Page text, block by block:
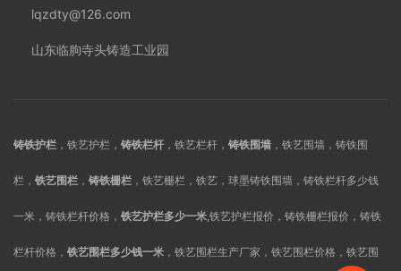
lqzdty@126.com
山东临朐寺头铸造工业园
铸铁护栏 ，铁艺护栏， 铸铁栏杆 ，铁艺栏杆， 铸铁围墙 ，铁艺围墙，铸铁围
栏， 铁艺围栏 ， 铸铁栅栏 ，铁艺栅栏，铁艺，球墨铸铁围墙，铸铁栏杆多少钱
一米，铸铁栏杆价格， 铁艺护栏多少一米,铁艺护栏报价，铸铁栅栏报价，铸铁
栏杆价格， 铁艺围栏多少钱一米 ，铁艺围栏生产厂家，铁艺围栏价格，铁艺围